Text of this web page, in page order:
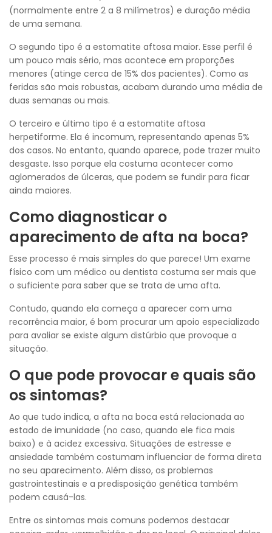
(normalmente entre 2 a 8 milímetros) e duração média
de uma semana.
O segundo tipo é a estomatite aftosa maior. Esse perfil é
um pouco mais sério, mas acontece em proporções
menores (atinge cerca de 15% dos pacientes). Como as
feridas são mais robustas, acabam durando uma média de
duas semanas ou mais.
O terceiro e último tipo é a estomatite aftosa
herpetiforme. Ela é incomum, representando apenas 5%
dos casos. No entanto, quando aparece, pode trazer muito
desgaste. Isso porque ela costuma acontecer como
aglomerados de úlceras, que podem se fundir para ficar
ainda maiores.
Como diagnosticar o
aparecimento de afta na boca?
Esse processo é mais simples do que parece! Um exame
físico com um médico ou dentista costuma ser mais que
o suficiente para saber que se trata de uma afta.
Contudo, quando ela começa a aparecer com uma
recorrência maior, é bom procurar um apoio especializado
para avaliar se existe algum distúrbio que provoque a
situação.
O que pode provocar e quais são
os sintomas?
Ao que tudo indica, a afta na boca está relacionada ao
estado de imunidade (no caso, quando ele fica mais
baixo) e à acidez excessiva. Situações de estresse e
ansiedade também costumam influenciar de forma direta
no seu aparecimento. Além disso, os problemas
gastrointestinais e a predisposição genética também
podem causá-las.
Entre os sintomas mais comuns podemos destacar